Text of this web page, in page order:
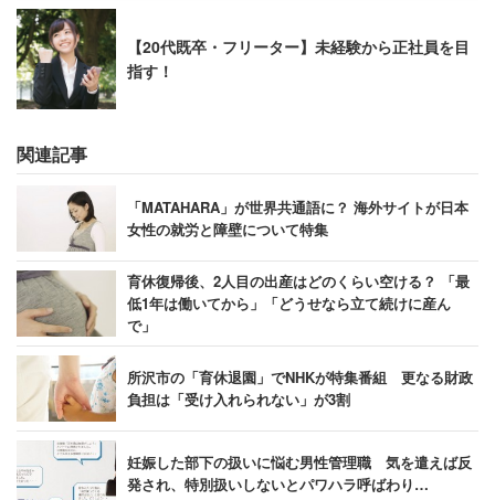
【20代既卒・フリーター】未経験から正社員を目
指す！
関連記事
「MATAHARA」が世界共通語に？ 海外サイトが日本
女性の就労と障壁について特集
育休復帰後、2人目の出産はどのくらい空ける？ 「最
低1年は働いてから」「どうせなら立て続けに産ん
で」
所沢市の「育休退園」でNHKが特集番組 更なる財政
負担は「受け入れられない」が3割
妊娠した部下の扱いに悩む男性管理職 気を遣えば反
発され、特別扱いしないとパワハラ呼ばわり…